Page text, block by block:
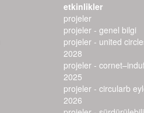
etkinlikler
projeler
projeler - genel bilgi
projeler - united
2028
projeler -
2025
projeler - circularb
2026